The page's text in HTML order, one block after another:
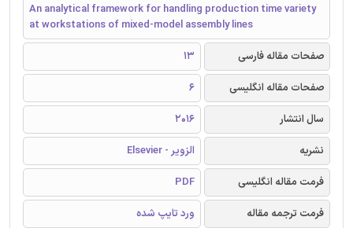
An analytical framework for handling production time variety
at workstations of mixed-model assembly lines
صفحات مقاله فارسی
13
صفحات مقاله انگلیسی
6
سال انتشار
2016
نشریه
الزویر - Elsevier
فرمت مقاله انگلیسی
PDF
فرمت ترجمه مقاله
ورد تایپ شده